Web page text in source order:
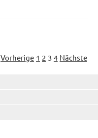
Vorherige 1 2 3 4 Nächste